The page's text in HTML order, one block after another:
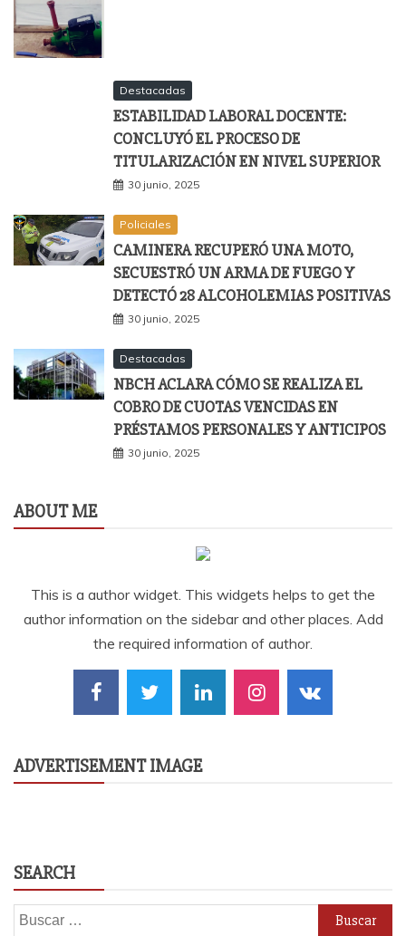
Destacadas
ESTABILIDAD LABORAL DOCENTE:
CONCLUYÓ EL PROCESO DE
TITULARIZACIÓN EN NIVEL SUPERIOR
30 junio, 2025
Policiales
CAMINERA RECUPERÓ UNA MOTO,
SECUESTRÓ UN ARMA DE FUEGO Y
DETECTÓ 28 ALCOHOLEMIAS POSITIVAS
30 junio, 2025
Destacadas
NBCH ACLARA CÓMO SE REALIZA EL
COBRO DE CUOTAS VENCIDAS EN
PRÉSTAMOS PERSONALES Y ANTICIPOS
30 junio, 2025
ABOUT ME
This is a author widget. This widgets helps to get the
author information on the sidebar and other places. Add
the required information of author.
ADVERTISEMENT IMAGE
SEARCH
Buscar: